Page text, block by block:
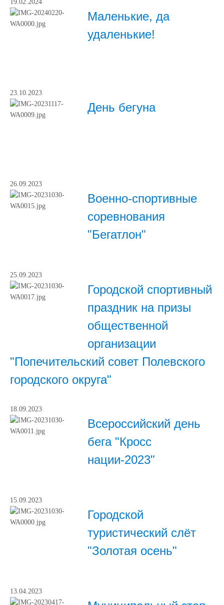
19.02.2024
Маленькие, да
удаленькие!
23.10.2023
День бегуна
26.09.2023
Военно-спортивные
соревнования
"Бегатлон"
25.09.2023
Городской спортивный
праздник на призы
общественной
организации
"Попечительский совет Полевского
городского округа"
18.09.2023
Всероссийский день
бега "Кросс
нации-2023"
15.09.2023
Городской
туристический слёт
"Золотая осень"
13.04.2023